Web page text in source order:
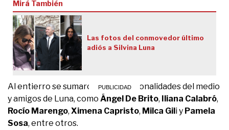
Mirá También
Las fotos del conmovedor último
adiós a Silvina Luna
Al entierro se sumaron otras personalidades del medio
y amigos de Luna, como Ángel De Brito, Iliana Calabró,
Rocío Marengo, Ximena Capristo, Milca Gil i y Pamela
Sosa, entre otros.